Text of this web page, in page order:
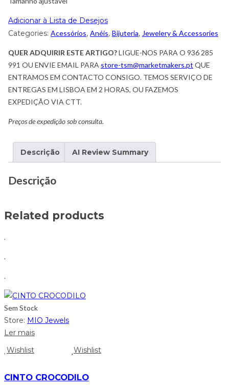
Adicionar à Lista de Desejos
Categories: Acessórios, Anéis, Bijuteria, Jewelery & Accessories
QUER ADQUIRIR ESTE ARTIGO?LIGUE-NOS PARA O 936 285
991 OU ENVIE EMAIL PARA store-tsm@marketmakers.pt QUE
ENTRAMOS EM CONTACTO CONSIGO. TEMOS SERVIÇO DE
ENTREGAS EM LISBOA EM 2 HORAS, OU FAZEMOS
EXPEDIÇÃO VIA CTT.
Preços de expedição sob consulta.
Descrição AI Review Summary
Descrição
Related products
.
.
.
Sem Stock
Store: MIO Jewels
Ler mais
Wishlist
Wishlist
CINTO CROCODILO